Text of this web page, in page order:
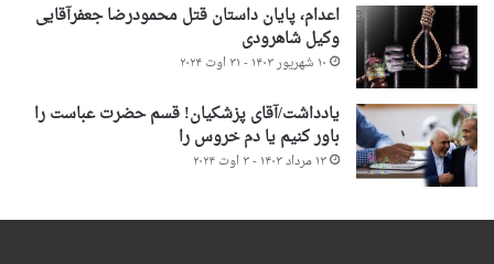
اعدام، پایان داستان قتل محمودرضا جعفرآقایی
وکیل شاهرودی
۱۰ شهریور ۱۴۰۳ - ۳۱ اوت ۲۰۲۴
یادداشت/آقای پزشکیان! قسم حضرت عباست را
باور کنیم یا دم خروس را
۱۳ مرداد ۱۴۰۳ - ۳ اوت ۲۰۲۴